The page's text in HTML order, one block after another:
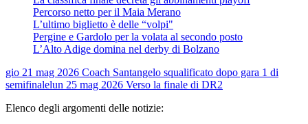
Percorso netto per il Maia Merano
L’ultimo biglietto è delle “volpi"
Pergine e Gardolo per la volata al secondo posto
L’Alto Adige domina nel derby di Bolzano
gio 21 mag 2026 Coach Santangelo squalificato dopo gara 1 di
semifinalelun 25 mag 2026 Verso la finale di DR2
Elenco degli argomenti delle notizie: